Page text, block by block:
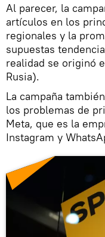
Al parecer, la
artículos en los
regionales y la
supuestas
realidad se originó
Rusia).
La campaña
los problemas de
Meta, que es la
Instagram y